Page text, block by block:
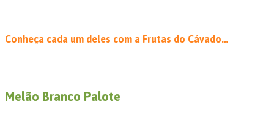
Conheça cada um deles com a Frutas do Cávado…
Melão Branco Palote